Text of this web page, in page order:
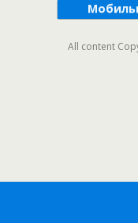
All content